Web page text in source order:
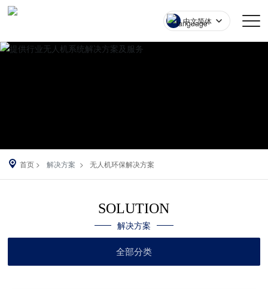
中文简体
首页 解决方案 无人机环保解决方案
SOLUTION
解决方案
全部分类